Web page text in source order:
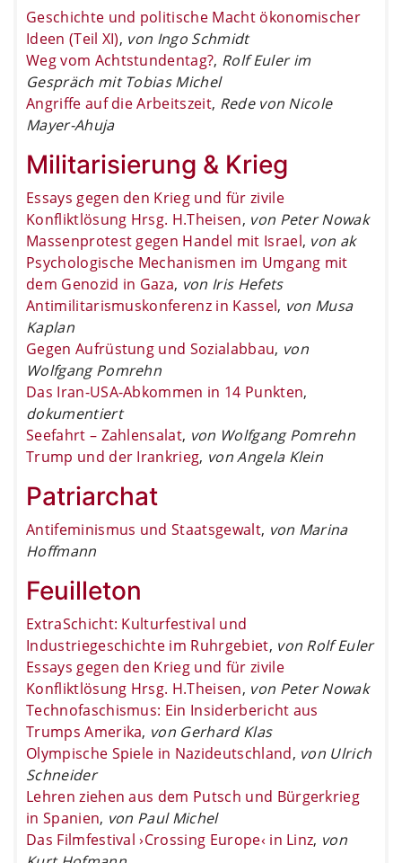
Geschichte und politische Macht ökonomischer
Ideen (Teil XI), von Ingo Schmidt
Weg vom Achtstundentag?, Rolf Euler im
Gespräch mit Tobias Michel
Angriffe auf die Arbeitszeit, Rede von Nicole
Mayer-Ahuja
Militarisierung & Krieg
Essays gegen den Krieg und für zivile
Konfliktlösung Hrsg. H.Theisen, von Peter Nowak
Massenprotest gegen Handel mit Israel, von ak
Psychologische Mechanismen im Umgang mit
dem Genozid in Gaza, von Iris Hefets
Antimilitarismuskonferenz in Kassel, von Musa
Kaplan
Gegen Aufrüstung und Sozialabbau, von
Wolfgang Pomrehn
Das Iran-USA-Abkommen in 14 Punkten,
dokumentiert
Seefahrt – Zahlensalat, von Wolfgang Pomrehn
Trump und der Irankrieg, von Angela Klein
Patriarchat
Antifeminismus und Staatsgewalt, von Marina
Hoffmann
Feuilleton
ExtraSchicht: Kulturfestival und
Industriegeschichte im Ruhrgebiet, von Rolf Euler
Essays gegen den Krieg und für zivile
Konfliktlösung Hrsg. H.Theisen, von Peter Nowak
Technofaschismus: Ein Insiderbericht aus
Trumps Amerika, von Gerhard Klas
Olympische Spiele in Nazideutschland, von Ulrich
Schneider
Lehren ziehen aus dem Putsch und Bürgerkrieg
in Spanien, von Paul Michel
Das Filmfestival ›Crossing Europe‹ in Linz, von